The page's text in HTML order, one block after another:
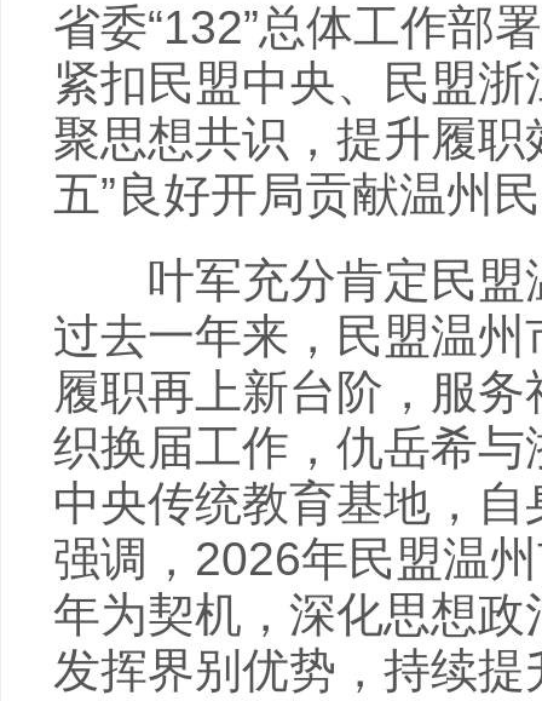
省委“132”总体工作部
紧扣民盟中央、民盟
聚思想共识，提升履
五”良好开局贡献温州
叶军充分肯定民盟
过去一年来，民盟温
履职再上新台阶，服
织换届工作，仇岳希
中央传统教育基地，
强调，2026年民盟温
年为契机，深化思想
发挥界别优势，持续